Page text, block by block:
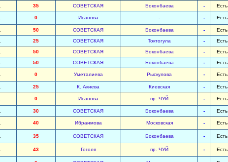
35 СОВЕТСКАЯ Боконбаева - Есть
0 Исанова - - Есть
50 СОВЕТСКАЯ Боконбаева - Есть
25 СОВЕТСКАЯ Токтогула - Есть
50 СОВЕТСКАЯ Боконбаева - Есть
50 СОВЕТСКАЯ Боконбаева - Есть
0 Уметалиева Рыскулова - Есть
25 К. Акиева Киевская - Есть
0 Исанова пр. ЧУЙ - Есть
30 СОВЕТСКАЯ Боконбаева - Есть
40 Ибраимова Московская - Есть
35 СОВЕТСКАЯ Боконбаева - Есть
43 Гоголя пр. ЧУЙ - Есть